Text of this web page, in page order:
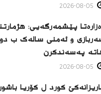
پێشمەرگەیی:
و ئەمنی سالەک ب
پەسەندكرن
کورد ل کۆریا